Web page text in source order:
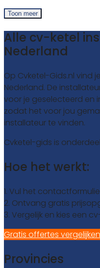
Toon meer
Alle cv-ketel
Nederland
Op Cvketel-Gids.nl vind
Nederland. De
voor je geselecteerd en
zodat het voor jou
installateur te vinden.
Cvketel-gids is
Hoe het werkt:
1. Vul het
2. Ontvang gratis
3. Vergelijk en kies een
Gratis offertes vergelijken
Provincies